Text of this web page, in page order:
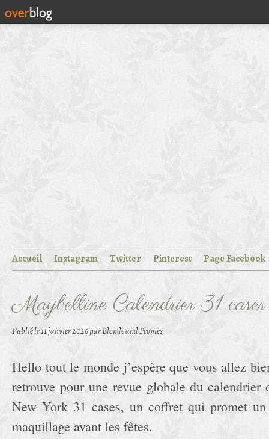
Accueil Instagram Twitter Pinterest Page Facebook
Maybelline Calendrier 31
Publié le11 janvier 2026par Blonde and Peonies
Hello tout le monde j’espère que vous allez
retrouve pour une revue globale du calendrier
New York 31 cases, un coffret qui promet
maquillage avant les fêtes.